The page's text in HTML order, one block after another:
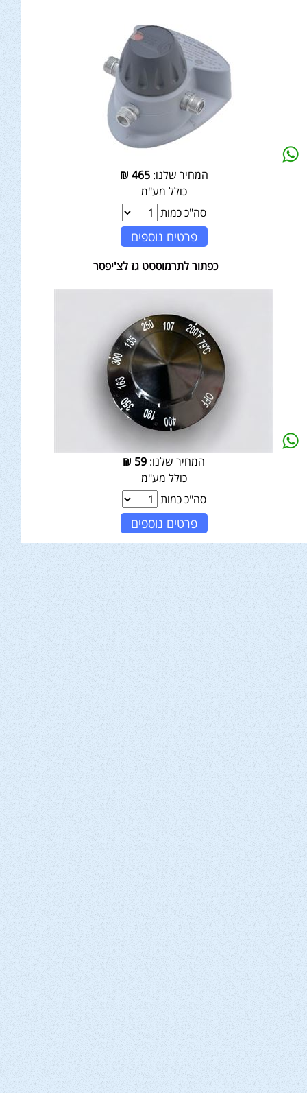
המחיר שלנו:465
₪
כולל מע"מ
סה"כ כמות
פרטים נוספים
כפתור לתרמוסטט גז לצ'יפסר
המחיר שלנו: 59
₪
כולל מע"מ
סה"כ כמות
פרטים נוספים